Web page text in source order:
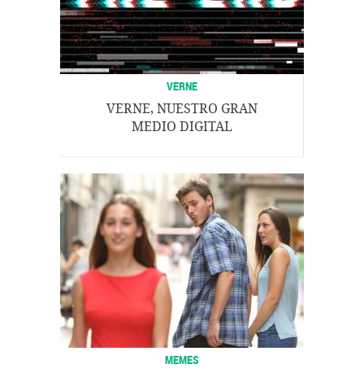
VERNE
VERNE, NUESTRO GRAN
MEDIO DIGITAL
MEMES